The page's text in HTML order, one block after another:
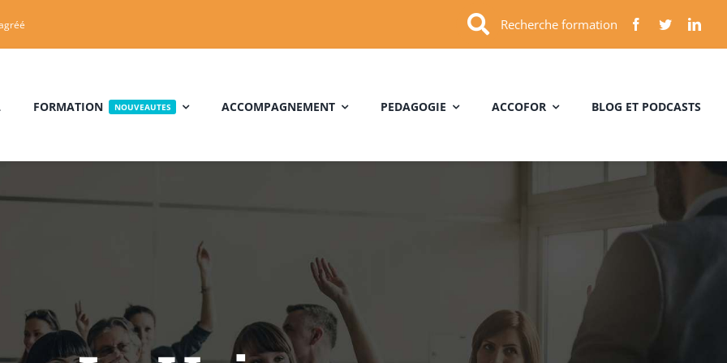
Recherche formation
FORMATION NOUVEAUTES ACCOMPAGNEMENT PEDAGOGIE ACCOFOR BLOG ET PODCASTS